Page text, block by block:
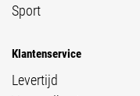
Sport
Klantenservice
Levertijd